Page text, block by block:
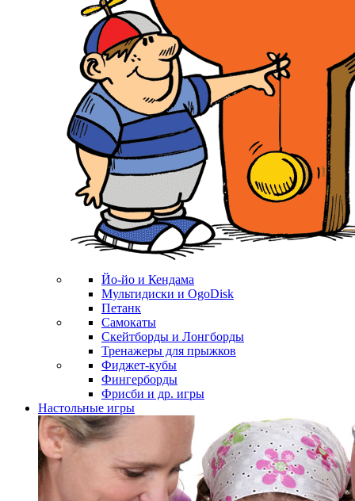
Йо-йо и Кендама
Мультидиски и OgoDisk
Петанк
Самокаты
Скейтборды и Лонгборды
Тренажеры для прыжков
Фиджет-кубы
Фингерборды
Фрисби и др. игры
Настольные игры